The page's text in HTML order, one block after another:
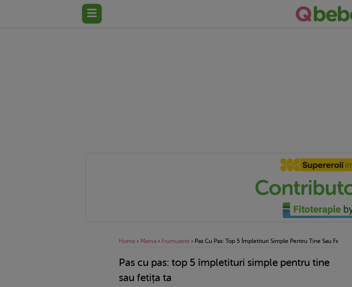
Home › Mama › Frumusete › Pas Cu Pas: Top 5 Împletituri Simple Pentru Tine Sau Fetița Ta
Pas cu pas: top 5 împletituri simple pentru tine
sau fetița ta